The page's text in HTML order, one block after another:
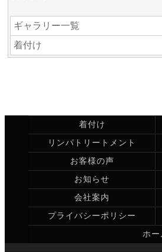
ギャラリー一覧
着付け
着付け
リンパトリートメント
お客様の声
お知らせ
会社案内
プライバシーポリシー
ホー